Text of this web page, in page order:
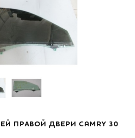
ПРАВОЙ ДВЕРИ CAMRY 30